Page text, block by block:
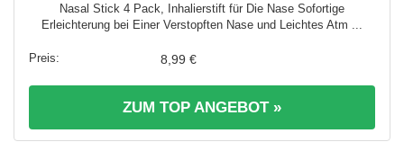
Nasal Stick 4 Pack, Inhalierstift für Die Nase Sofortige
Erleichterung bei Einer Verstopften Nase und Leichtes Atm ...
8,99 €
ZUM TOP ANGEBOT »